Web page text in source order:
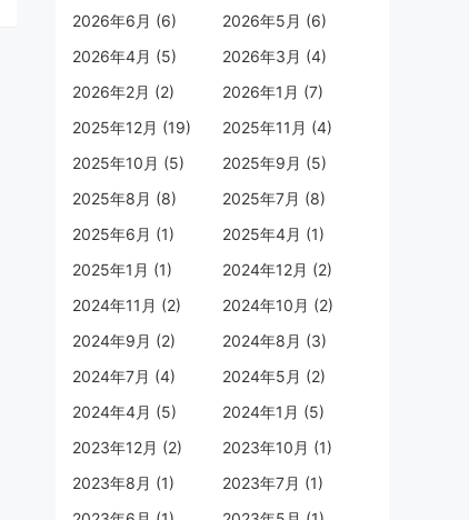
2026年6月 (6)
2026年5月 (6)
2026年4月 (5)
2026年3月 (4)
2026年2月 (2)
2026年1月 (7)
2025年12月 (19)
2025年11月 (4)
2025年10月 (5)
2025年9月 (5)
2025年8月 (8)
2025年7月 (8)
2025年6月 (1)
2025年4月 (1)
2025年1月 (1)
2024年12月 (2)
2024年11月 (2)
2024年10月 (2)
2024年9月 (2)
2024年8月 (3)
2024年7月 (4)
2024年5月 (2)
2024年4月 (5)
2024年1月 (5)
2023年12月 (2)
2023年10月 (1)
2023年8月 (1)
2023年7月 (1)